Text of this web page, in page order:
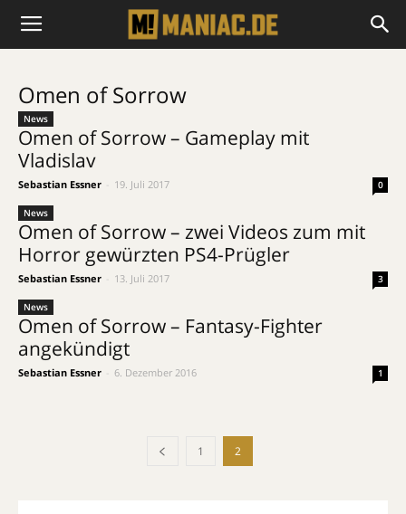
Omen of Sorrow
News
Omen of Sorrow – Gameplay mit
Vladislav
Sebastian Essner 19. Juli 2017 0
News
Omen of Sorrow – zwei Videos zum mit
Horror gewürzten PS4-Prügler
Sebastian Essner 13. Juli 2017 3
News
Omen of Sorrow – Fantasy-Fighter
angekündigt
Sebastian Essner 6. Dezember 2016 1
1 2